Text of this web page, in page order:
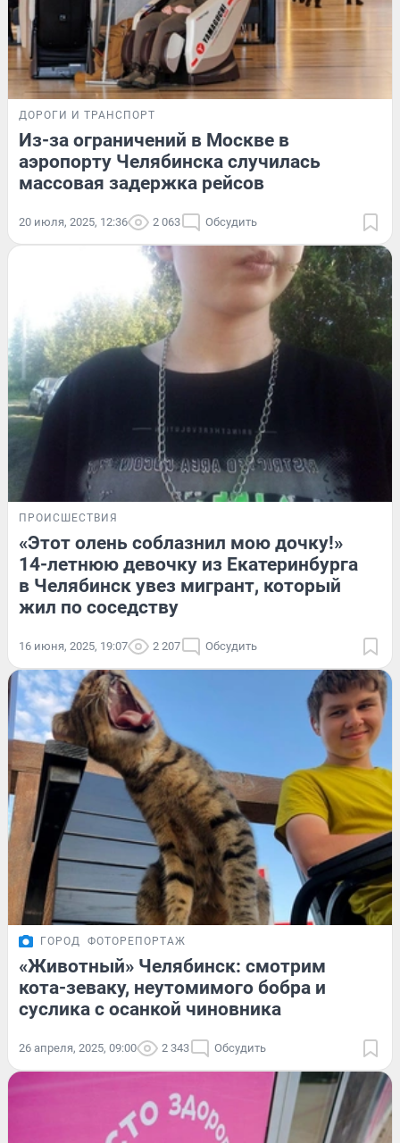
ДОРОГИ И ТРАНСПОРТ
Из-за ограничений в Москве в
аэропорту Челябинска случилась
массовая задержка рейсов
20 июля, 2025, 12:36 2 063 Обсудить
ПРОИСШЕСТВИЯ
«Этот олень соблазнил мою дочку!»
14-летнюю девочку из Екатеринбурга
в Челябинск увез мигрант, который
жил по соседству
16 июня, 2025, 19:07 2 207 Обсудить
ГОРОД ФОТОРЕПОРТАЖ
«Животный» Челябинск: смотрим
кота-зеваку, неутомимого бобра и
суслика с осанкой чиновника
26 апреля, 2025, 09:00 2 343 Обсудить